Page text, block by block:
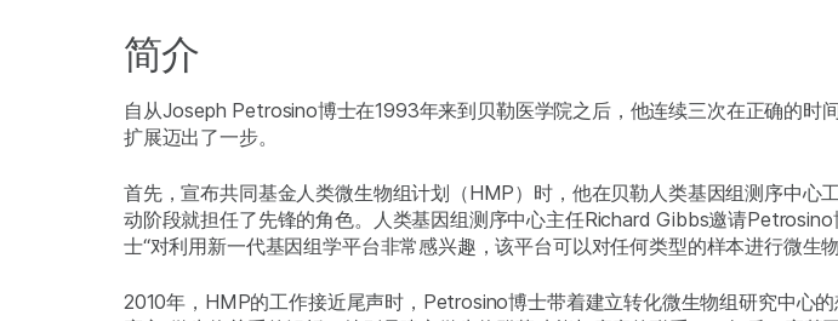
简介
自从Joseph Petrosino博士在1993年来到贝勒医学院之后，他连续三次在正确的
扩展迈出了一步。
首先，宣布共同基金人类微生物组计划（HMP）时，他在贝勒人类基因组测序中
动阶段就担任了先锋的角色。人类基因组测序中心主任Richard Gibbs邀请
士“对利用新一代基因组学平台非常感兴趣，该平台可以对任何类型的样本进行微生
2010年，HMP的工作接近尾声时，Petrosino博士带着建立转化微生物组研究中心